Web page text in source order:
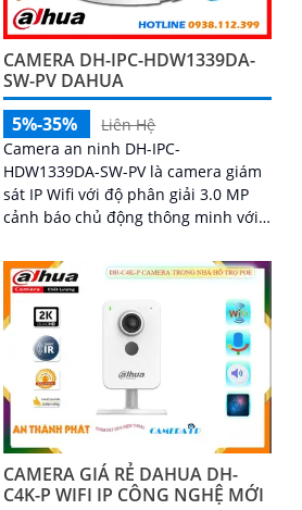
CAMERA DH-IPC-HDW1339DA-
SW-PV DAHUA
5%-35%
Liên Hệ
Camera an ninh DH-IPC-
HDW1339DA-SW-PV là camera giám
sát IP Wifi với độ phân giải 3.0 MP
cảnh báo chủ động thông minh với
chính xác tích hợp micro và loa chip
xử lý CMOS cho hình ảnh đẹp công
nghệ đèn trợ sáng thông minh xem
ban đêm full color 30m, phù hợp lắp
đặt cho gia đình, văn phòng, cửa
hàng,
CAMERA GIÁ RẺ DAHUA DH-
C4K-P WIFI IP CÔNG NGHỆ MỚI